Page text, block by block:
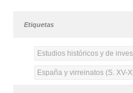
Etiquetas
Estudios históricos y de
España y virreinatos (S. XV-